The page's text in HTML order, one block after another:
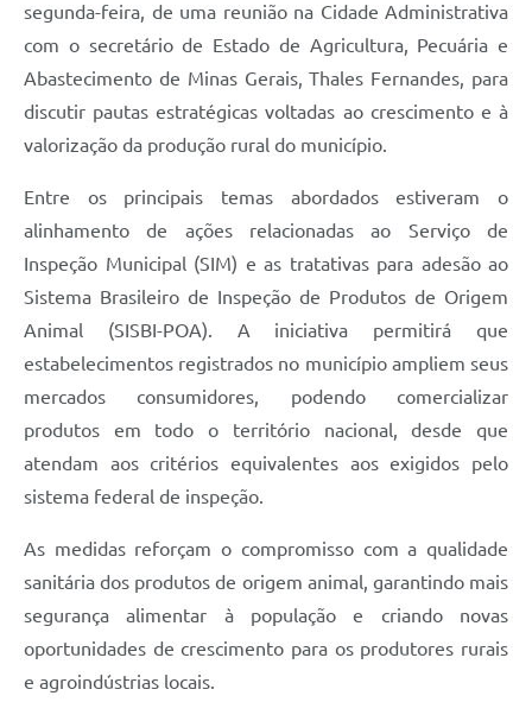
segunda-feira, de uma reunião na Cidade Administrativa
com o secretário de Estado de Agricultura, Pecuária e
Abastecimento de Minas Gerais, Thales Fernandes, para
discutir pautas estratégicas voltadas ao crescimento e à
valorização da produção rural do município.
Entre os principais temas abordados estiveram o
alinhamento de ações relacionadas ao Serviço de
Inspeção Municipal (SIM) e as tratativas para adesão ao
Sistema Brasileiro de Inspeção de Produtos de Origem
Animal (SISBI-POA). A iniciativa permitirá que
estabelecimentos registrados no município ampliem seus
mercados consumidores, podendo comercializar
produtos em todo o território nacional, desde que
atendam aos critérios equivalentes aos exigidos pelo
sistema federal de inspeção.
As medidas reforçam o compromisso com a qualidade
sanitária dos produtos de origem animal, garantindo mais
segurança alimentar à população e criando novas
oportunidades de crescimento para os produtores rurais
e agroindústrias locais.